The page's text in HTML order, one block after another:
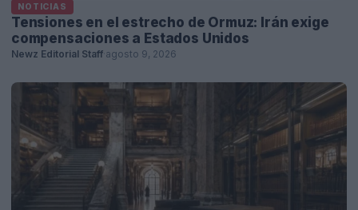
NOTICIAS
Tensiones en el estrecho de Ormuz: Irán exige
compensaciones a Estados Unidos
Newz Editorial Staff agosto 9, 2026